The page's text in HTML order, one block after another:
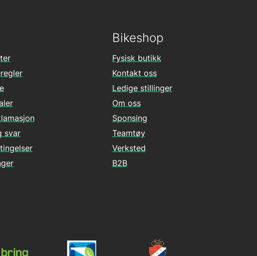
svar
Bikeshop
Fysisk butikk
Kontakt oss
Ledige stillinger
Om oss
Sponsing
Teamtøy
Verksted
B2B